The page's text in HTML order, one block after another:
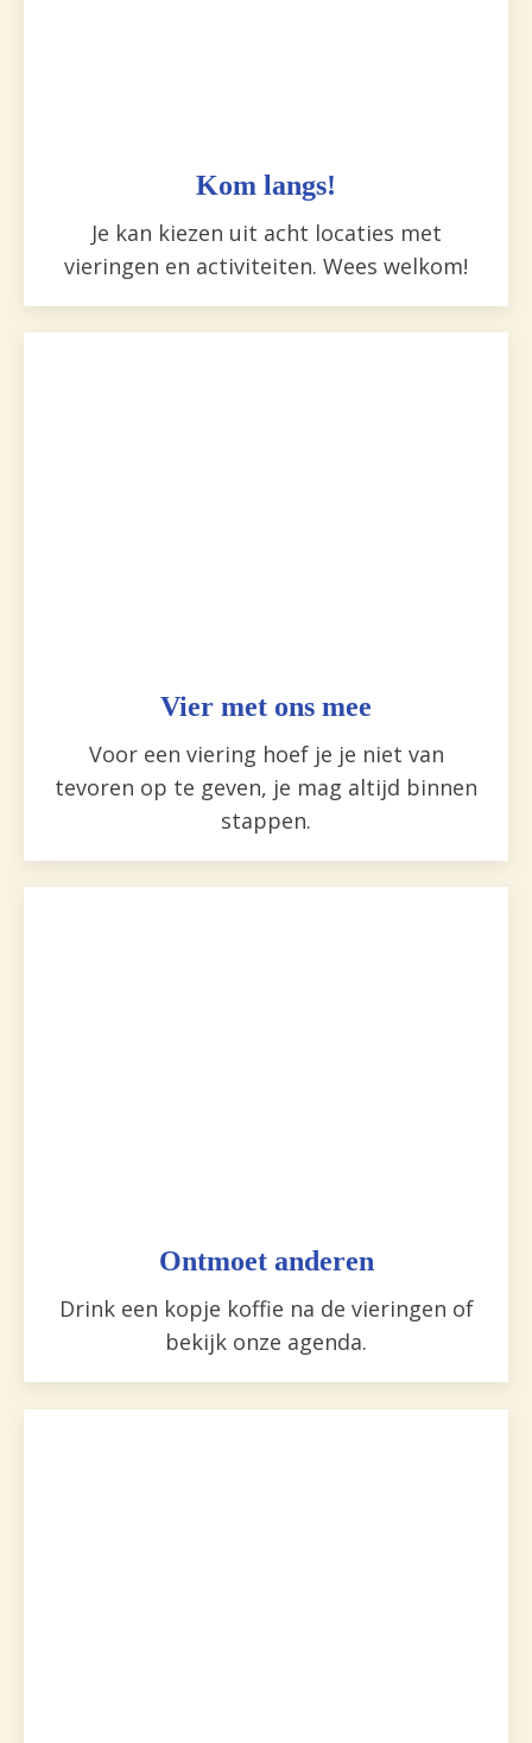
Kom langs!
Je kan kiezen uit acht locaties met
vieringen en activiteiten. Wees welkom!
Vier met ons mee
Voor een viering hoef je je niet van
tevoren op te geven, je mag altijd binnen
stappen.
Ontmoet anderen
Drink een kopje koffie na de vieringen of
bekijk onze agenda.